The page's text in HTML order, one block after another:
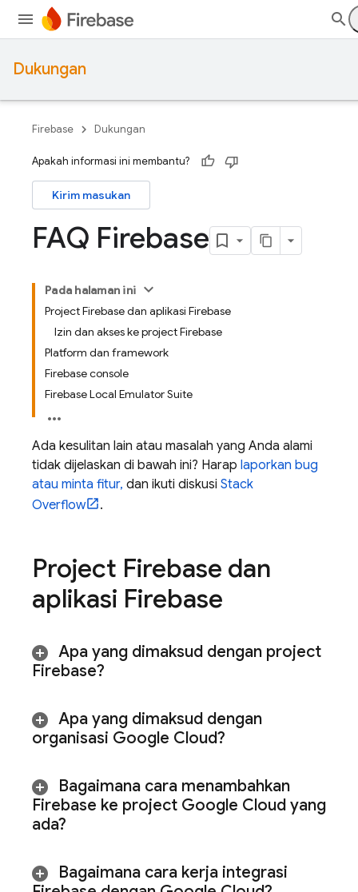
Dukungan
Firebase Dukungan
Apakah informasi ini membantu?
Kirim masukan
FAQ Firebase
Pada halaman ini
Project Firebase dan aplikasi Firebase
Izin dan akses ke project Firebase
Platform dan framework
Firebase console
Firebase Local Emulator Suite
Ada kesulitan lain atau masalah yang Anda alami
tidak dijelaskan di bawah ini? Harap laporkan bug
atau minta fitur, dan ikuti diskusi Stack
Overflow
.
Project Firebase dan
aplikasi Firebase
Apa yang dimaksud dengan project
Firebase?
Apa yang dimaksud dengan
organisasi Google Cloud?
Bagaimana cara menambahkan
Firebase ke project Google Cloud yang
ada?
Bagaimana cara kerja integrasi